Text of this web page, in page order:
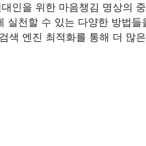
인을 위한 마음챙김 명상의
실천할 수 있는 다양한 방법
색 엔진 최적화를 통해 더 많